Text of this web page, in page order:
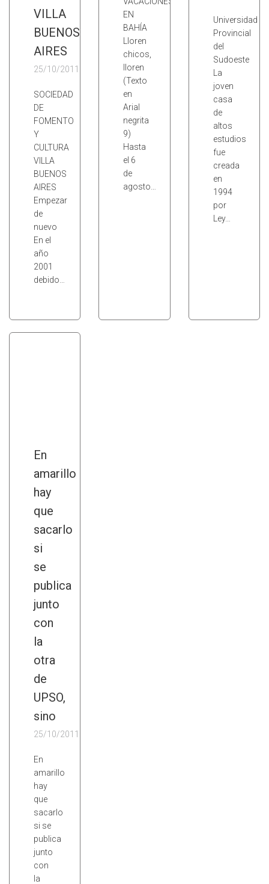
VILLA
BUENOS
AIRES
25/10/2011
SOCIEDAD
DE
FOMENTO
Y
CULTURA
VILLA
BUENOS
AIRES
Empezar
de
nuevo
En el
año
2001
debido…
EN
BAHÍA
Lloren
chicos,
lloren
(Texto
en
Arial
negrita
9)
Hasta
el 6
de
agosto…
Universidad
Provincial
del
Sudoeste
La
joven
casa
de
altos
estudios
fue
creada
en
1994
por
Ley…
En
amarillo
hay
que
sacarlo
si
se
publica
junto
con
la
otra
de
UPSO,
sino
25/10/2011
En
amarillo
hay
que
sacarlo
si se
publica
junto
con
la